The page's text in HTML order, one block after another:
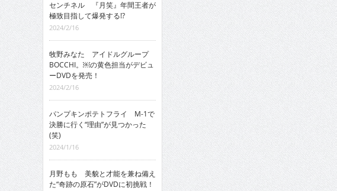
センチネル 『月笑』年間王者が
極致目指して爆発する!?
2024/2/16
牧野みなた アイドルグループ
BOCCHI。￼の黄色担当がデビュ
ーDVDを発売！
2024/2/16
パンプキンポテトフライ M-1で
決勝に行く“理由”が見つかった
(笑)
2024/1/16
月野もも 美貌と才能を兼ね備え
た“奇跡の原石”がDVDに初挑戦！